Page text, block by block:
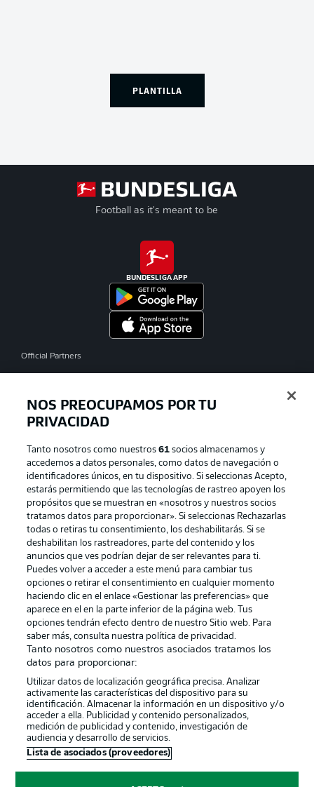
PLANTILLA
Football as it's meant to be
BUNDESLIGA APP
Official Partners
Publicidad Aviso legal
Gestionar las preferencias Declaracion de privacidad
Canales Trabajos
Jugadores Condiciones de uso
Sello Editorial Contacto
© 2026 Bundesliga-Gruppe GmbH
Elegir idioma
NOS PREOCUPAMOS POR TU
PRIVACIDAD
Tanto nosotros como nuestros61 socios almacenamos y
accedemos a datos personales, como datos de navegación o
identificadores únicos, en tu dispositivo. Si seleccionas Acepto,
estarás permitiendo que las tecnologías de rastreo apoyen los
propósitos que se muestran en «nosotros y nuestros socios
tratamos datos para proporcionar». Si seleccionas Rechazarlas
todas o retiras tu consentimiento, los deshabilitarás. Si se
deshabilitan los rastreadores, parte del contenido y los
anuncios que ves podrían dejar de ser relevantes para ti.
Puedes volver a acceder a este menú para cambiar tus
opciones o retirar el consentimiento en cualquier momento
haciendo clic en el enlace «Gestionar las preferencias» que
aparece en el en la parte inferior de la página web. Tus
opciones tendrán efecto dentro de nuestro Sitio web. Para
saber más, consulta nuestra política de privacidad.
Tanto nosotros como nuestros asociados tratamos los
datos para proporcionar:
Utilizar datos de localización geográfica precisa. Analizar
activamente las características del dispositivo para su
identificación. Almacenar la información en un dispositivo y/o
acceder a ella. Publicidad y contenido personalizados,
medición de publicidad y contenido, investigación de
audiencia y desarrollo de servicios.
Lista de asociados (proveedores)